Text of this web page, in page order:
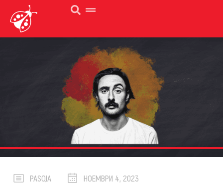
PASOJA НОЕМВРИ 4, 2023